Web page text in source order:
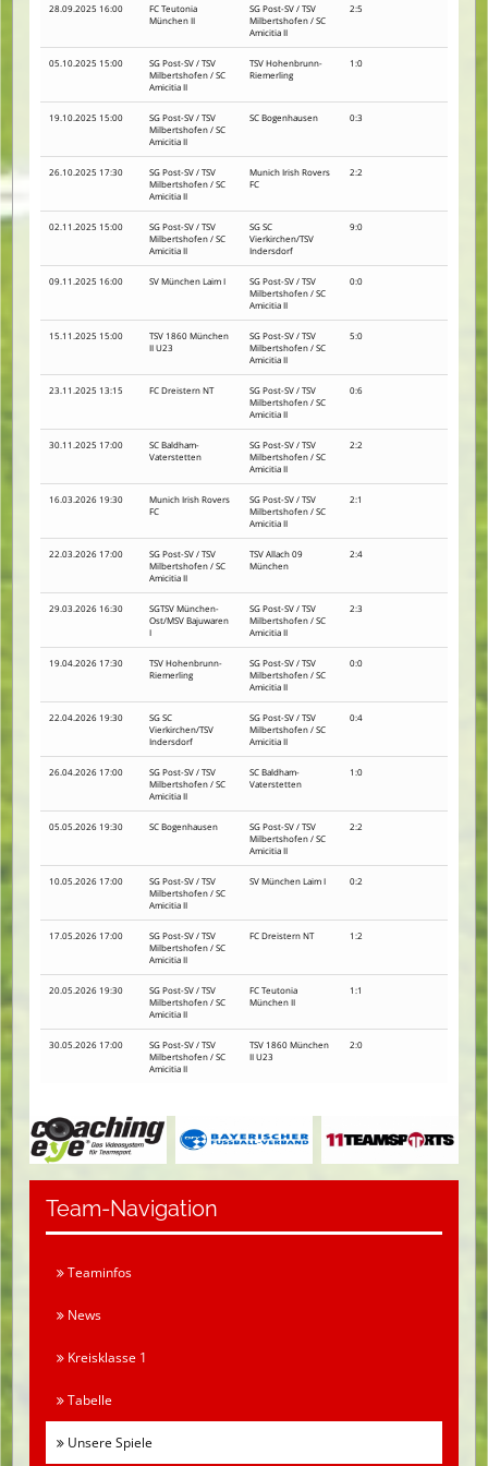
28.09.2025 16:00
FC Teutonia
München II
SG Post-SV / TSV
Milbertshofen / SC
Amicitia II
2:5
05.10.2025 15:00
SG Post-SV / TSV
Milbertshofen / SC
Amicitia II
TSV Hohenbrunn-
Riemerling
1:0
19.10.2025 15:00
SG Post-SV / TSV
Milbertshofen / SC
Amicitia II
SC Bogenhausen 0:3
26.10.2025 17:30
SG Post-SV / TSV
Milbertshofen / SC
Amicitia II
Munich Irish Rovers
FC
2:2
02.11.2025 15:00
SG Post-SV / TSV
Milbertshofen / SC
Amicitia II
SG SC
Vierkirchen/TSV
Indersdorf
9:0
09.11.2025 16:00 SV München Laim I
SG Post-SV / TSV
Milbertshofen / SC
Amicitia II
0:0
15.11.2025 15:00
TSV 1860 München
II U23
SG Post-SV / TSV
Milbertshofen / SC
Amicitia II
5:0
23.11.2025 13:15 FC Dreistern NT
SG Post-SV / TSV
Milbertshofen / SC
Amicitia II
0:6
30.11.2025 17:00
SC Baldham-
Vaterstetten
SG Post-SV / TSV
Milbertshofen / SC
Amicitia II
2:2
16.03.2026 19:30
Munich Irish Rovers
FC
SG Post-SV / TSV
Milbertshofen / SC
Amicitia II
2:1
22.03.2026 17:00
SG Post-SV / TSV
Milbertshofen / SC
Amicitia II
TSV Allach 09
München
2:4
29.03.2026 16:30
SGTSV München-
Ost/MSV Bajuwaren
I
SG Post-SV / TSV
Milbertshofen / SC
Amicitia II
2:3
19.04.2026 17:30
TSV Hohenbrunn-
Riemerling
SG Post-SV / TSV
Milbertshofen / SC
Amicitia II
0:0
22.04.2026 19:30
SG SC
Vierkirchen/TSV
Indersdorf
SG Post-SV / TSV
Milbertshofen / SC
Amicitia II
0:4
26.04.2026 17:00
SG Post-SV / TSV
Milbertshofen / SC
Amicitia II
SC Baldham-
Vaterstetten
1:0
05.05.2026 19:30 SC Bogenhausen
SG Post-SV / TSV
Milbertshofen / SC
Amicitia II
2:2
10.05.2026 17:00
SG Post-SV / TSV
Milbertshofen / SC
Amicitia II
SV München Laim I 0:2
17.05.2026 17:00
SG Post-SV / TSV
Milbertshofen / SC
Amicitia II
FC Dreistern NT 1:2
20.05.2026 19:30
SG Post-SV / TSV
Milbertshofen / SC
Amicitia II
FC Teutonia
München II
1:1
30.05.2026 17:00
SG Post-SV / TSV
Milbertshofen / SC
Amicitia II
TSV 1860 München
II U23
2:0
Team-Navigation
Teaminfos
News
Kreisklasse 1
Tabelle
Unsere Spiele